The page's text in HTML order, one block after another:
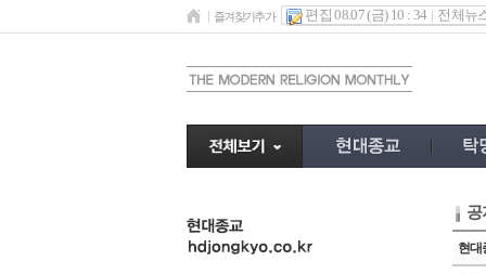
즐겨찾기추가 편집 08.07 (금) 10 : 34 전체뉴
공
현대